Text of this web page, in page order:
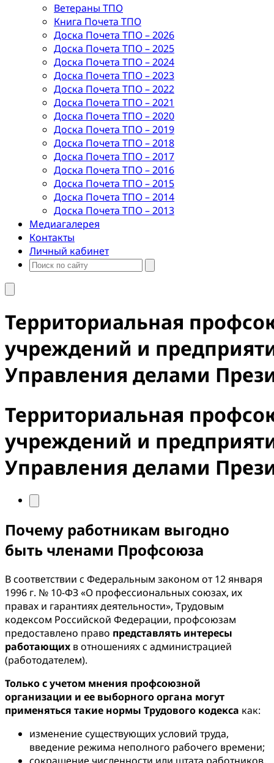
Ветераны ТПО
Книга Почета ТПО
Доска Почета ТПО – 2026
Доска Почета ТПО – 2025
Доска Почета ТПО – 2024
Доска Почета ТПО – 2023
Доска Почета ТПО – 2022
Доска Почета ТПО – 2021
Доска Почета ТПО – 2020
Доска Почета ТПО – 2019
Доска Почета ТПО – 2018
Доска Почета ТПО – 2017
Доска Почета ТПО – 2016
Доска Почета ТПО – 2015
Доска Почета ТПО – 2014
Доска Почета ТПО – 2013
Медиагалерея
Контакты
Личный кабинет
Территориальная
учреждений и
Управления делами
Территориальная
учреждений и
Управления делами
Почему работникам выгодно
быть членами Профсоюза
В соответствии с Федеральным законом от 12 января
1996 г. № 10-ФЗ «О профессиональных союзах, их
правах и гарантиях деятельности», Трудовым
кодексом Российской Федерации, профсоюзам
предоставлено право представлять интересы
работающих в отношениях с администрацией
(работодателем).
Только с учетом мнения профсоюзной
организации и ее выборного органа могут
применяться такие нормы Трудового кодекса как:
изменение существующих условий труда,
введение режима неполного рабочего времени;